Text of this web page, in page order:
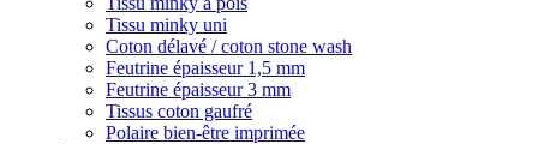
Tissu minky uni
Coton délavé / coton stone wash
Feutrine épaisseur 1,5 mm
Feutrine épaisseur 3 mm
Tissus coton gaufré
Polaire bien-être imprimée